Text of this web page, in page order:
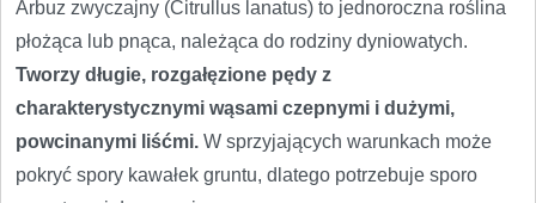
Arbuz zwyczajny (Citrullus lanatus) to jednoroczna roślina
płożąca lub pnąca, należąca do rodziny dyniowatych.
Tworzy długie, rozgałęzione pędy z
charakterystycznymi wąsami czepnymi i dużymi,
powcinanymi liśćmi. W sprzyjających warunkach może
pokryć spory kawałek gruntu, dlatego potrzebuje sporo